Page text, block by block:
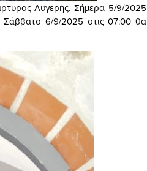
Λυγερής. Σήμερα 5/9/2025
Σάββατο 6/9/2025 στις 07:00 θα